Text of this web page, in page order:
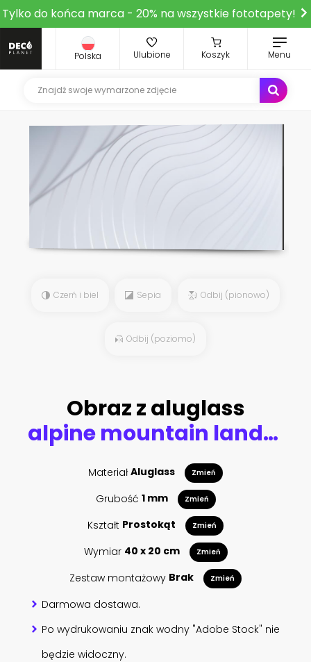
Tylko do końca marca - 20% na wszystkie fototapety!
Polska Ulubione Koszyk Menu
Czerń i biel Sepia Odbij (pionowo)
Odbij (poziomo)
Obraz z aluglass
alpine mountain landscape
MateriałAluglass Zmień
Grubość 1 mm Zmień
Kształt Prostokąt Zmień
Wymiar 40 x 20 cm Zmień
Zestaw montażowy Brak Zmień
Darmowa dostawa.
Po wydrukowaniu znak wodny "Adobe Stock" nie
będzie widoczny.